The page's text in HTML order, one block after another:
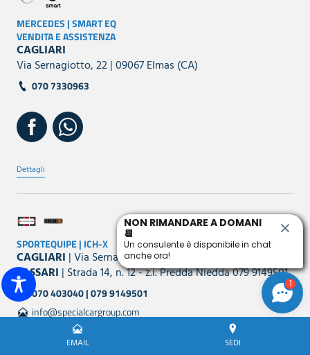
MERCEDES | SMART EQ
VENDITA E ASSISTENZA
CAGLIARI
Via Sernagiotto, 22 | 09067 Elmas (CA)
070 7330963
Dettagli
SPORTEQUIPE | ICH-X
CAGLIARI | Via Sernagiotto, 16 - Elmas 070 403040
SASSARI | Strada 14, n. 12 - z.i. Predda Niedda 079 9149501
070 403040 | 079 9149501
info@specialcargroup.com
EMAIL SEDI
1
NON RIMANDARE A DOMANI
📆
Un consulente è disponibile in chat
anche ora!